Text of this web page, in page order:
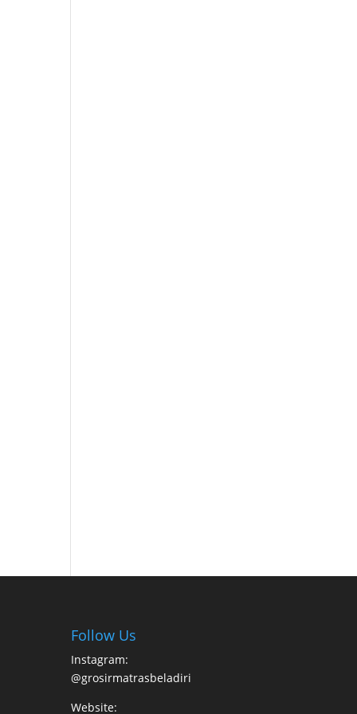
Follow Us
Instagram:
@grosirmatrasbeladiri
Website: